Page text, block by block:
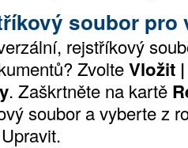
soubor pro
rejstříkový
ZvolteVložit
. Zaškrtněte na kartě
soubor a vyberte z